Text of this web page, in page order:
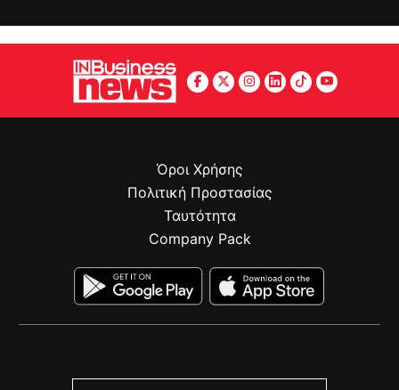
Όροι Χρήσης
Πολιτική Προστασίας
Ταυτότητα
Company Pack